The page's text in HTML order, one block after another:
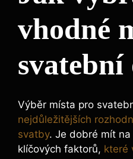
vhodné
Výběr místa pro
nejdůležitějších
svatby. Je dobré mít
klíčových faktorů, které